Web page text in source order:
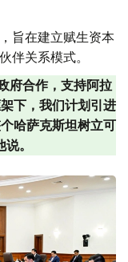
旨在建立赋生资本
伴关系模式。
府合作，支持阿拉
下，我们计划引进
哈萨克斯坦树立可
。